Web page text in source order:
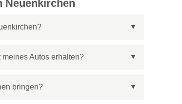
Neuenkirchen
Autos erhalten?
bringen?